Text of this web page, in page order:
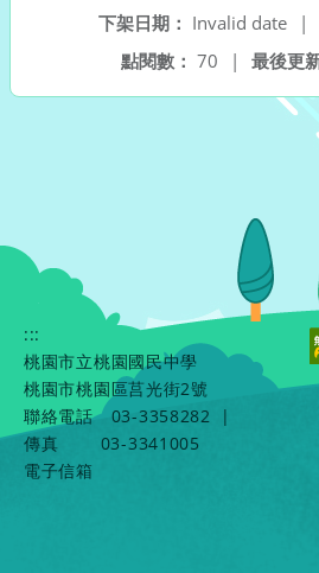
下架日期： Invalid date
|
最後更
點閱數： 70 |
:::
桃園市立桃園國民中學
桃園市桃園區莒光街2號
聯絡電話
03-3358282
|
傳真
03-3341005
電子信箱